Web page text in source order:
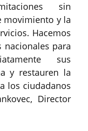
sin
movimiento y la
Hacemos
para
sus
y restauren la
los ciudadanos
Director